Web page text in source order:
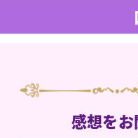
感想を